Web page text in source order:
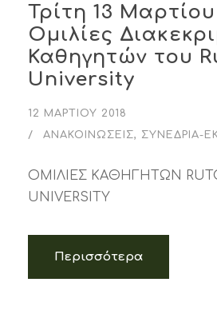
Τρίτη 13 Μαρτίου
Ομιλίες
Καθηγητών του
University
12 ΜΑΡΤΊΟΥ 2018
ΑΝΑΚΟΙΝΏΣΕΙΣ, ΣΥΝΈΔΡΙΑ-
ΟΜIΛΙΕΣ ΚΑΘΗΓΗΤΩΝ
UNIVERSITY
Περισσότερα